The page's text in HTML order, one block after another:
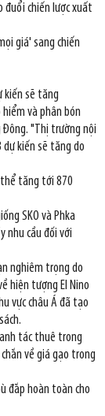
đuổi chiến lược xuất
giá' sang chiến
kiến sẽ tăng
và phân bón
Đông. "Thị trường nội
dự kiến sẽ tăng do
thể tăng tới 870
SKO và Phka
nhu cầu đối với
nghiêm trọng do
hiện tượng El Nino
vực châu Á đã tạo
tác thuê trong
về giá gạo trong
đắp hoàn toàn cho